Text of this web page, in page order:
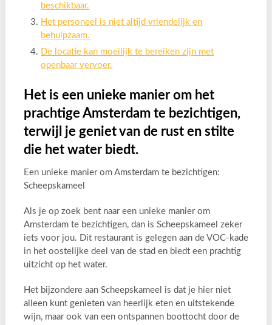
beschikbaar.
Het personeel is niet altijd vriendelijk en
behulpzaam.
De locatie kan moeilijk te bereiken zijn met
openbaar vervoer.
Het is een unieke manier om het
prachtige Amsterdam te bezichtigen,
terwijl je geniet van de rust en stilte
die het water biedt.
Een unieke manier om Amsterdam te bezichtigen:
Scheepskameel
Als je op zoek bent naar een unieke manier om
Amsterdam te bezichtigen, dan is Scheepskameel zeker
iets voor jou. Dit restaurant is gelegen aan de VOC-kade
in het oostelijke deel van de stad en biedt een prachtig
uitzicht op het water.
Het bijzondere aan Scheepskameel is dat je hier niet
alleen kunt genieten van heerlijk eten en uitstekende
wijn, maar ook van een ontspannen boottocht door de